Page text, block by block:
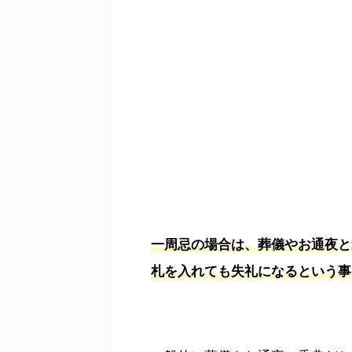
一周忌の場合は、葬儀やお通夜
札を入れても失礼になるという